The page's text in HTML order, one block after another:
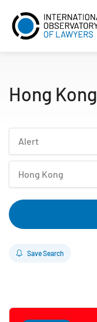
Hong Kong
Alert
Hong Kong
Save Search